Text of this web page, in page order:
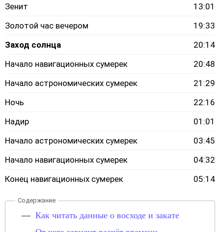
Зенит
13:01
Золотой час вечером
19:33
Заход солнца
20:14
Начало навигационных сумерек
20:48
Начало астрономических сумерек
21:29
Ночь
22:16
Надир
01:01
Начало астрономических сумерек
03:45
Начало навигационных сумерек
04:32
Конец навигационных сумерек
05:14
Как читать данные о восходе и закате